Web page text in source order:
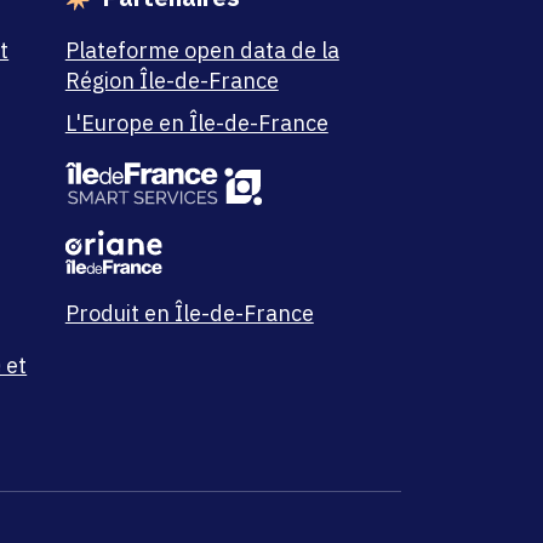
et
Plateforme open data de la
Région Île-de-France
L'Europe en Île-de-France
Produit en Île-de-France